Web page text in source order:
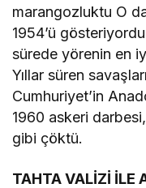
marangozluktu O
1954’ü
sürede yörenin en
Yıllar süren
Cumhuriyet’in
1960 askeri
gibi çöktü.
TAHTA VALİZİ İLE